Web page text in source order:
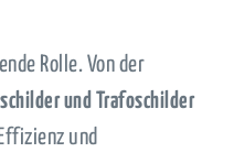
Rolle. Von der
und Trafoschilder
und